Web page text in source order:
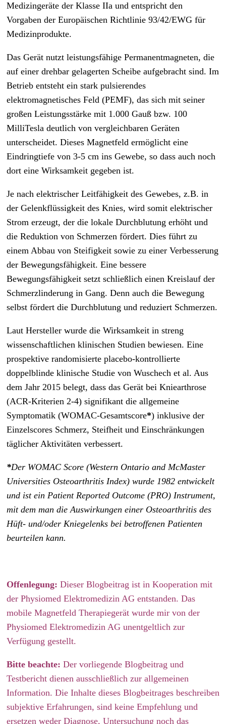
Medizingeräte der Klasse IIa und entspricht den
Vorgaben der Europäischen Richtlinie 93/42/EWG für
Medizinprodukte.
Das Gerät nutzt leistungsfähige Permanentmagneten, die
auf einer drehbar gelagerten Scheibe aufgebracht sind. Im
Betrieb entsteht ein stark pulsierendes
elektromagnetisches Feld (PEMF), das sich mit seiner
großen Leistungsstärke mit 1.000 Gauß bzw. 100
MilliTesla deutlich von vergleichbaren Geräten
unterscheidet. Dieses Magnetfeld ermöglicht eine
Eindringtiefe von 3-5 cm ins Gewebe, so dass auch noch
dort eine Wirksamkeit gegeben ist.
Je nach elektrischer Leitfähigkeit des Gewebes, z.B. in
der Gelenkflüssigkeit des Knies, wird somit elektrischer
Strom erzeugt, der die lokale Durchblutung erhöht und
die Reduktion von Schmerzen fördert. Dies führt zu
einem Abbau von Steifigkeit sowie zu einer Verbesserung
der Bewegungsfähigkeit. Eine bessere
Bewegungsfähigkeit setzt schließlich einen Kreislauf der
Schmerzlinderung in Gang. Denn auch die Bewegung
selbst fördert die Durchblutung und reduziert Schmerzen.
Laut Hersteller wurde die Wirksamkeit in streng
wissenschaftlichen klinischen Studien bewiesen. Eine
prospektive randomisierte placebo-kontrollierte
doppelblinde klinische Studie von Wuschech et al. Aus
dem Jahr 2015 belegt, dass das Gerät bei Kniearthrose
(ACR-Kriterien 2-4) signifikant die allgemeine
Symptomatik (WOMAC-Gesamtscore*) inklusive der
Einzelscores Schmerz, Steifheit und Einschränkungen
täglicher Aktivitäten verbessert.
*Der WOMAC Score (Western Ontario and McMaster
Universities Osteoarthritis Index) wurde 1982 entwickelt
und ist ein Patient Reported Outcome (PRO) Instrument,
mit dem man die Auswirkungen einer Osteoarthritis des
Hüft- und/oder Kniegelenks bei betroffenen Patienten
beurteilen kann.
Offenlegung: Dieser Blogbeitrag ist in Kooperation mit
der Physiomed Elektromedizin AG entstanden. Das
mobile Magnetfeld Therapiegerät wurde mir von der
Physiomed Elektromedizin AG unentgeltlich zur
Verfügung gestellt.
Bitte beachte: Der vorliegende Blogbeitrag und
Testbericht dienen ausschließlich zur allgemeinen
Information. Die Inhalte dieses Blogbeitrages beschreiben
subjektive Erfahrungen, sind keine Empfehlung und
ersetzen weder Diagnose, Untersuchung noch das